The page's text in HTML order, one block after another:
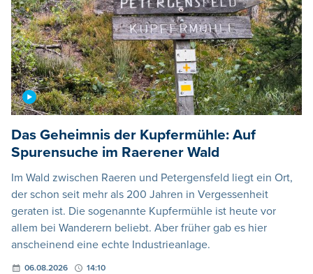
Das Geheimnis der Kupfermühle: Auf
Spurensuche im Raerener Wald
Im Wald zwischen Raeren und Petergensfeld liegt ein Ort,
der schon seit mehr als 200 Jahren in Vergessenheit
geraten ist. Die sogenannte Kupfermühle ist heute vor
allem bei Wanderern beliebt. Aber früher gab es hier
anscheinend eine echte Industrieanlage.
06.08.2026 14:10